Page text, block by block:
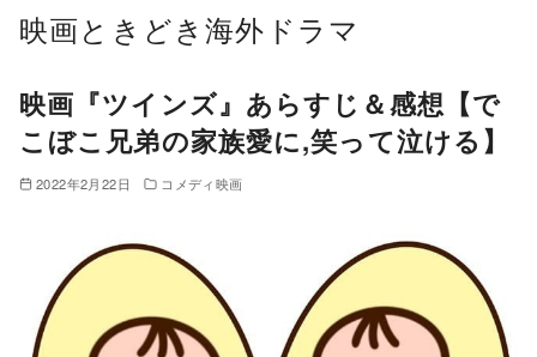
映画ときどき海外ドラマ
映画『ツインズ』あらすじ＆感想【で
こぼこ兄弟の家族愛に,笑って泣ける】
2022年2月22日 コメディ映画